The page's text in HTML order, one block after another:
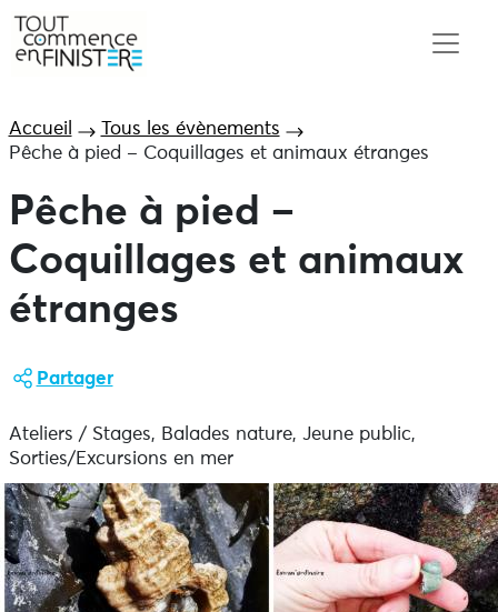
Accueil
Tous les évènements
Pêche à pied – Coquillages et animaux étranges
Pêche à pied –
Coquillages et animaux
étranges
Partager
Ateliers / Stages, Balades nature, Jeune public,
Sorties/Excursions en mer